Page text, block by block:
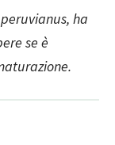
ha
se è